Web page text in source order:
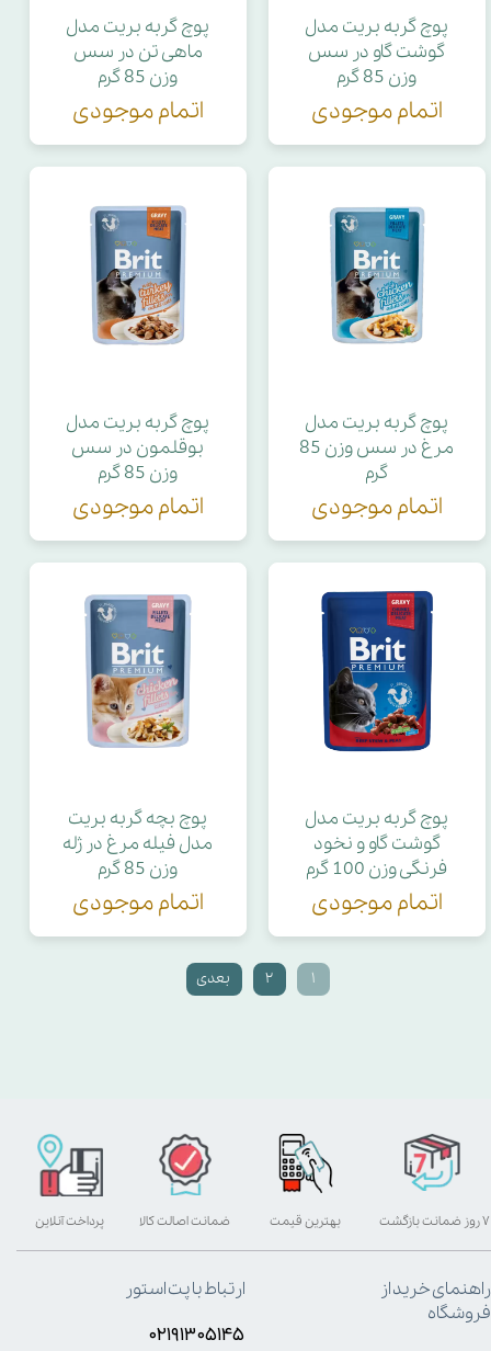
پوچ گربه بریت مدل
گوشت گاو در سس
وزن 85 گرم
اتمام موجودی
پوچ گربه بریت مدل
ماهی تن در سس
وزن 85 گرم
اتمام موجودی
پوچ گربه بریت مدل
مرغ در سس وزن 85
گرم
اتمام موجودی
پوچ گربه بریت مدل
بوقلمون در سس
وزن 85 گرم
اتمام موجودی
پوچ گربه بریت مدل
گوشت گاو و نخود
فرنگی وزن 100 گرم
اتمام موجودی
پوچ بچه گربه بریت
مدل فیله مرغ در ژله
وزن 85 گرم
اتمام موجودی
۱ ۲ بعدی
بهترین قیمت پرداخت آنلاین ۷ روز ضمانت بازگشت ضمانت اصالت کالا
راهنمای خرید از
فروشگاه
ارتباط با پت استور
۰۲۱۹۱۳۰۵۱۴۵